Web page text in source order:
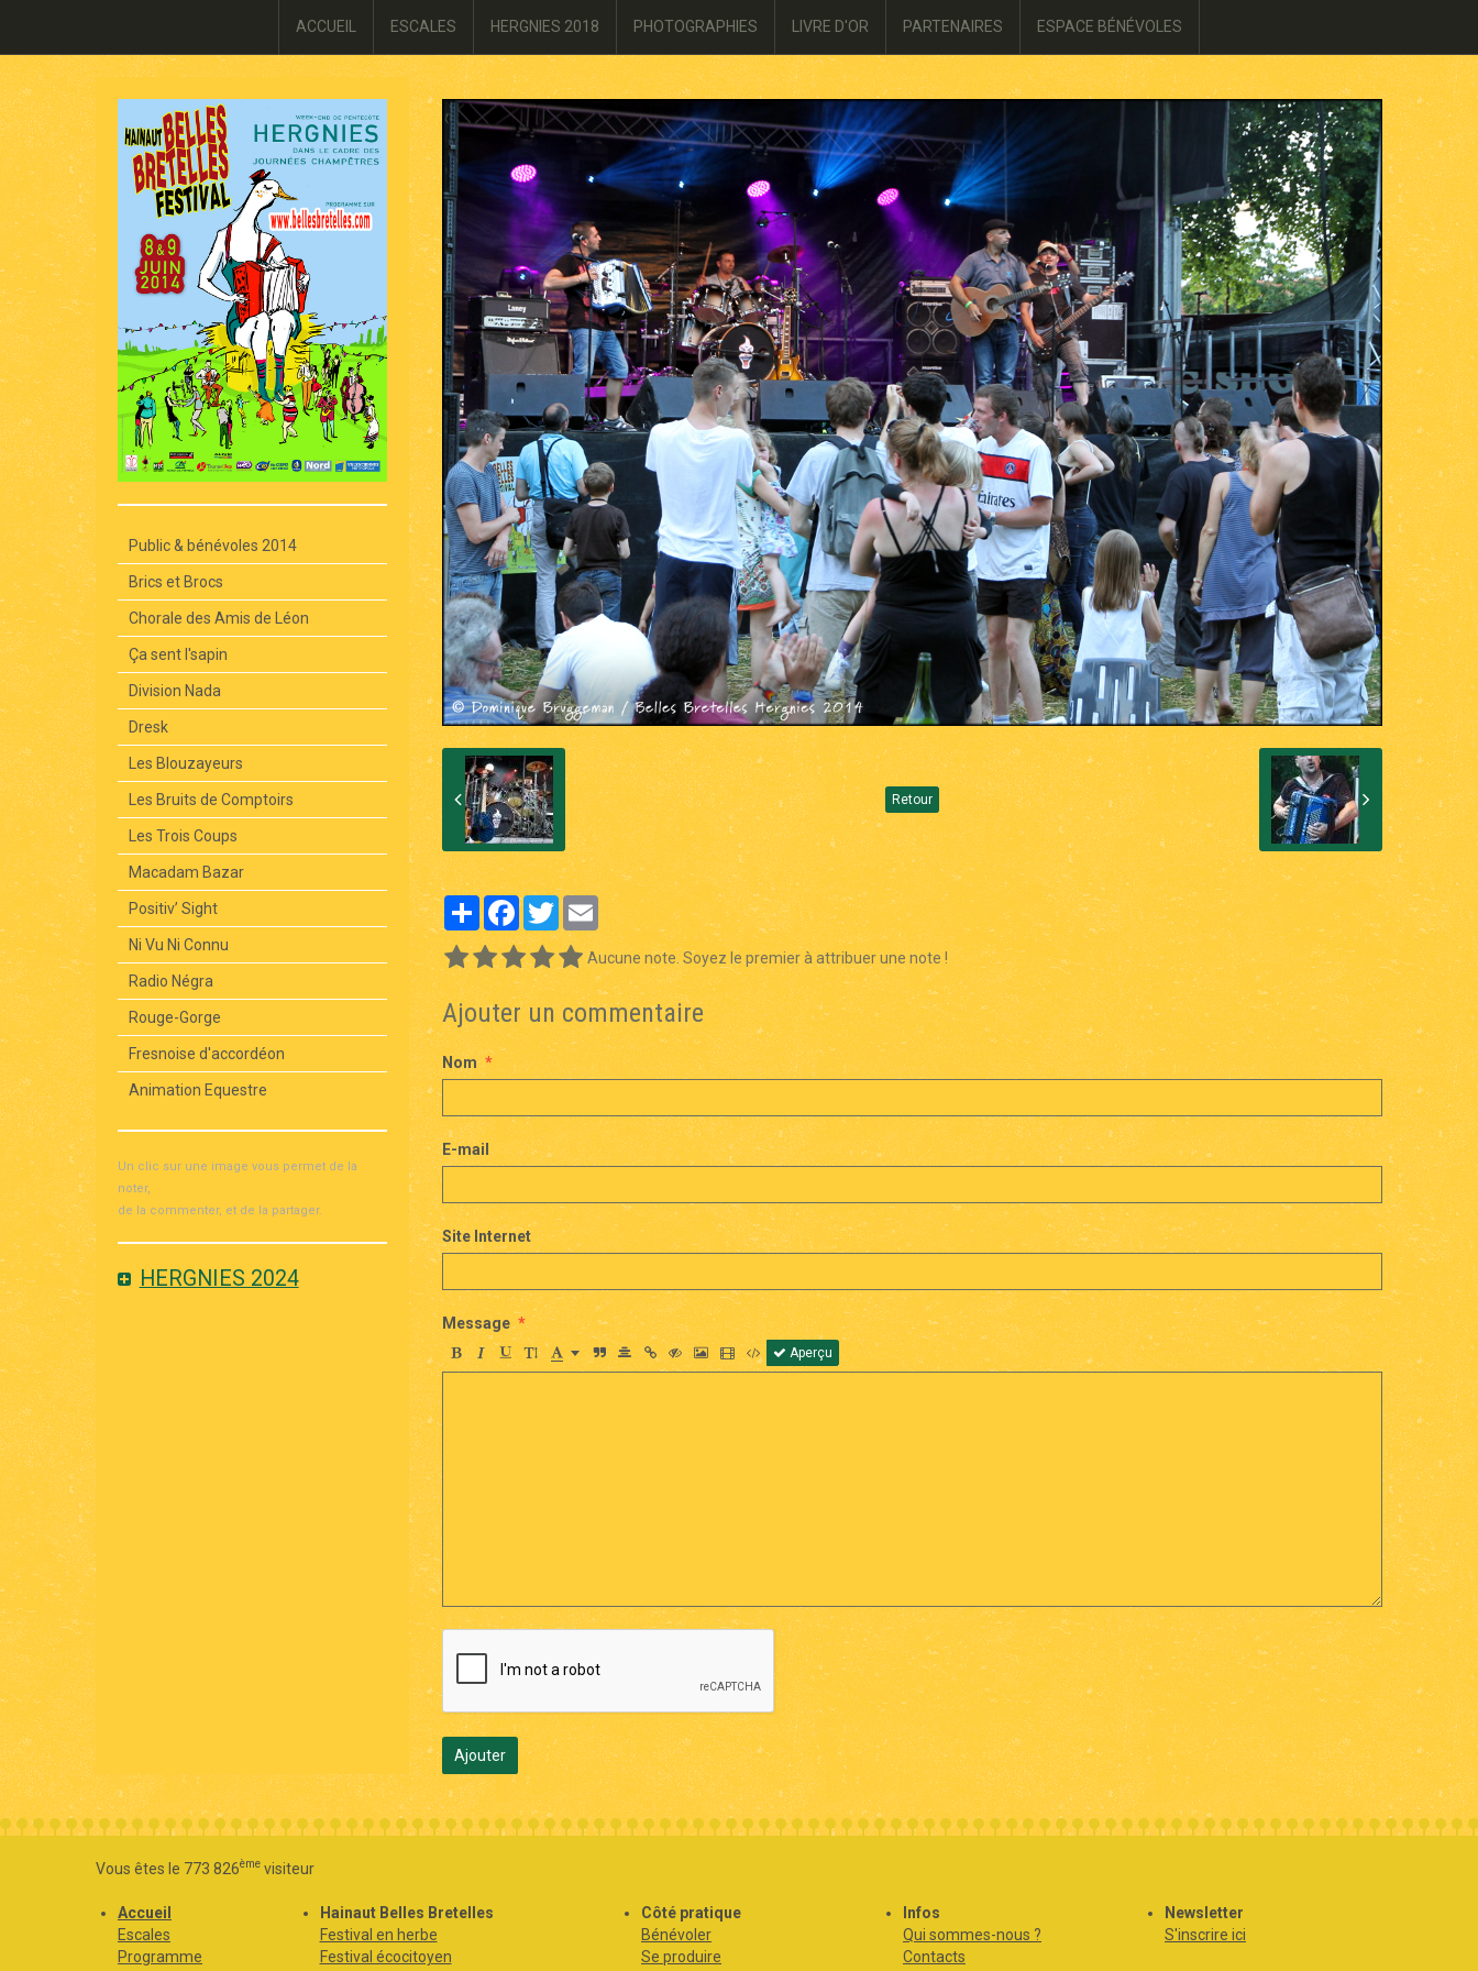
ACCUEIL ESCALES HERGNIES 2018 PHOTOGRAPHIES LIVRE D'OR PARTENAIRES ESPACE BÉNÉVOLES
Retour
PartagerFacebook
TwitterEmail
Aucune note. Soyez le premier à attribuer une note !
Ajouter un commentaire
Nom
E-mail
Site Internet
Message
Aperçu
Ajouter
Public & bénévoles 2014
Brics et Brocs
Chorale des Amis de Léon
Ça sent l'sapin
Division Nada
Dresk
Les Blouzayeurs
Les Bruits de Comptoirs
Les Trois Coups
Macadam Bazar
Positiv’ Sight
Ni Vu Ni Connu
Radio Négra
Rouge-Gorge
Fresnoise d'accordéon
Animation Equestre
Un clic sur une image vous permet de la
noter,
de la commenter, et de la partager.
HERGNIES 2024
Vous êtes le 773 826ème visiteur
Accueil
Escales
Programme
Hainaut Belles Bretelles
Festival en herbe
Festival écocitoyen
Côté pratique
Bénévoler
Se produire
Infos
Qui sommes-nous ?
Contacts
Newsletter
S'inscrire ici